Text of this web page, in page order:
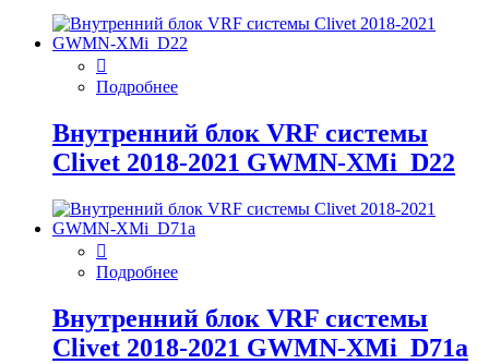
Подробнее
Внутренний блок VRF системы
Clivet 2018-2021 GWMN-XMi_D22
Подробнее
Внутренний блок VRF системы
Clivet 2018-2021 GWMN-XMi_D71а